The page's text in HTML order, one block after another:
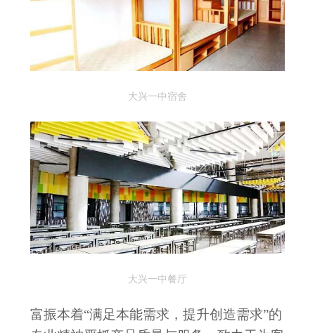
大兴一中宿舍
大兴一中餐厅
富振本着“满足本能需求，提升创造需求”的